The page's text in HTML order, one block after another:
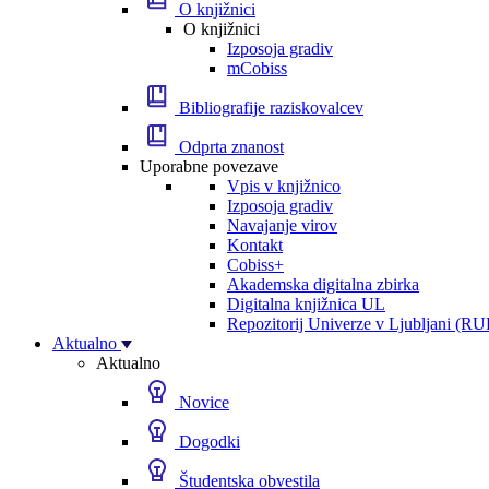
O knjižnici
O knjižnici
Izposoja gradiv
mCobiss
Bibliografije raziskovalcev
Odprta znanost
Uporabne povezave
Vpis v knjižnico
Izposoja gradiv
Navajanje virov
Kontakt
Cobiss+
Akademska digitalna zbirka
Digitalna knjižnica UL
Repozitorij Univerze v Ljubljani
Aktualno
Aktualno
Novice
Dogodki
Študentska obvestila